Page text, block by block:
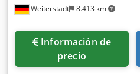
Weiterstadt 8.413 km
Información de
precio